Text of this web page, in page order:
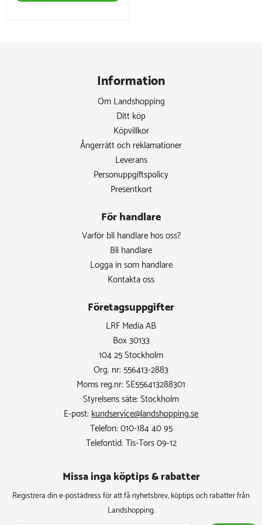
Information
Om Landshopping
Ditt köp
Köpvillkor
Ångerrätt och reklamationer
Leverans
Personuppgiftspolicy
Presentkort
För handlare
Varför bli handlare hos oss?
Bli handlare
Logga in som handlare
Kontakta oss
Företagsuppgifter
LRF Media AB
Box 30133
104 25 Stockholm
Org. nr: 556413-2883
Moms reg.nr: SE556413288301
Styrelsens säte: Stockholm
E-post: kundservice@landshopping.se
Telefon: 010-184 40 95
Telefontid: Tis-Tors 09-12
Missa inga köptips & rabatter​
Registrera din e-postadress för att få nyhetsbrev, köptips och rabatter från
Landshopping.